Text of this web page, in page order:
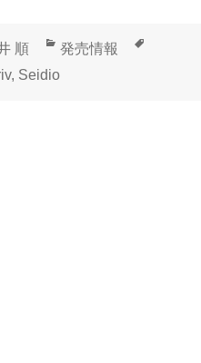
順
カ
テ
発売情報
, Seidio